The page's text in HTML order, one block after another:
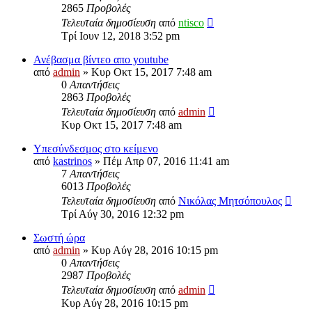
2865 Προβολές
Τελευταία δημοσίευση από ntisco
Τρί Ιουν 12, 2018 3:52 pm
Ανέβασμα βίντεο απο youtube
από admin » Κυρ Οκτ 15, 2017 7:48 am
0 Απαντήσεις
2863 Προβολές
Τελευταία δημοσίευση από admin
Κυρ Οκτ 15, 2017 7:48 am
Υπεσύνδεσμος στο κείμενο
από kastrinos » Πέμ Απρ 07, 2016 11:41 am
7 Απαντήσεις
6013 Προβολές
Τελευταία δημοσίευση από Νικόλας Μητσόπουλος
Τρί Αύγ 30, 2016 12:32 pm
Σωστή ώρα
από admin » Κυρ Αύγ 28, 2016 10:15 pm
0 Απαντήσεις
2987 Προβολές
Τελευταία δημοσίευση από admin
Κυρ Αύγ 28, 2016 10:15 pm